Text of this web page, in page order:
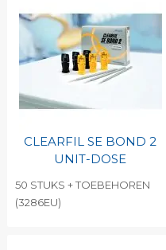
CLEARFIL SE BOND 2
UNIT-DOSE
50 STUKS + TOEBEHOREN
(3286EU)